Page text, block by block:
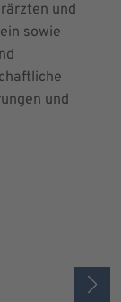
und
sowie
und